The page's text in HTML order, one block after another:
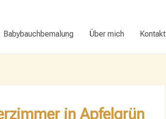
Babybauchbemalung Über mich Kontakt
in Apfelgrün